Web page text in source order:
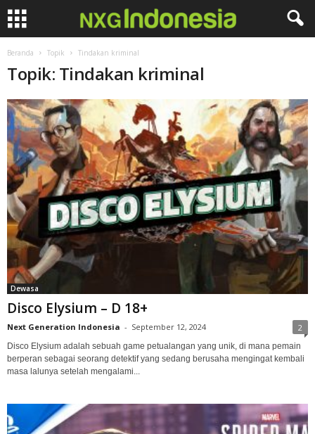
Beranda Topik Tindakan kriminal
Topik: Tindakan kriminal
Dewasa
Disco Elysium – D 18+
Next Generation Indonesia - September 12, 2024 2
Disco Elysium adalah sebuah game petualangan yang unik, di mana pemain
berperan sebagai seorang detektif yang sedang berusaha mengingat kembali
masa lalunya setelah mengalami...